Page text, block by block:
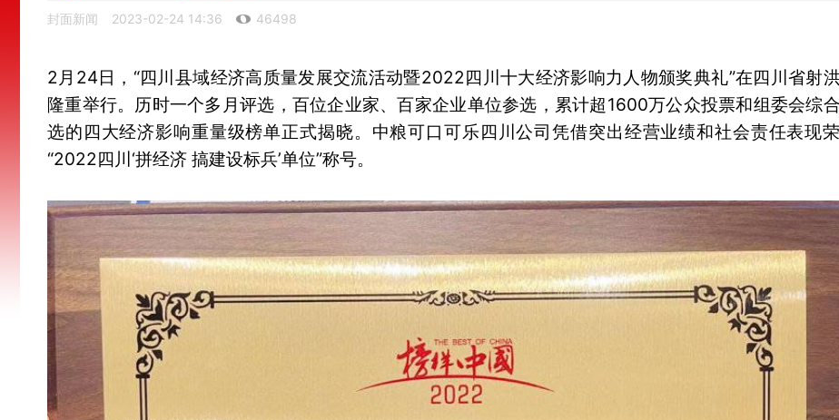
封面新闻 2023-02-24 14:36 46498
2月24日，“四川县域经济高质量发展交流活动暨2022四川十大经济影响力人物颁奖典礼”在四川省射
隆重举行。历时一个多月评选，百位企业家、百家企业单位参选，累计超1600万公众投票和组委会综
选的四大经济影响重量级榜单正式揭晓。中粮可口可乐四川公司凭借突出经营业绩和社会责任表现
“2022四川‘拼经济 搞建设标兵’单位”称号。